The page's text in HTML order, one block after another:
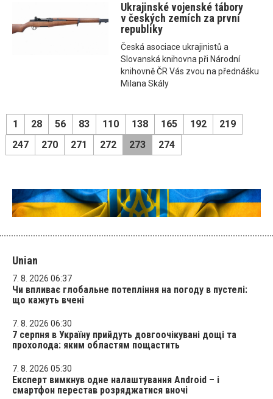
Ukrajinské vojenské tábory
v českých zemích za první
republiky
Česká asociace ukrajinistů a
Slovanská knihovna při Národní
knihovně ČR Vás zvou na přednášku
Milana Skály
1 28 56 83 110 138 165 192
219
247
270 271 272 273 274
Unian
7. 8. 2026 06:37
Чи впливає глобальне потепління на погоду в пустелі:
що кажуть вчені
7. 8. 2026 06:30
7 серпня в Україну прийдуть довгоочікувані дощі та
прохолода: яким областям пощастить
7. 8. 2026 05:30
Експерт вимкнув одне налаштування Android – і
смартфон перестав розряджатися вночі